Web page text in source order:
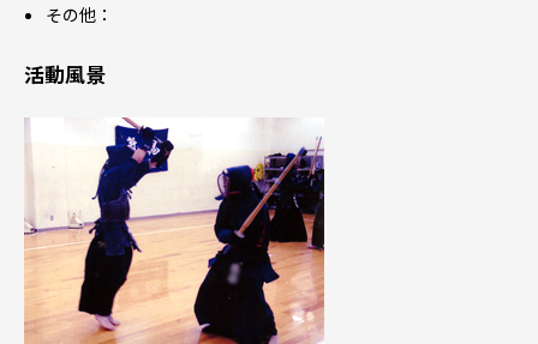
その他：
活動風景